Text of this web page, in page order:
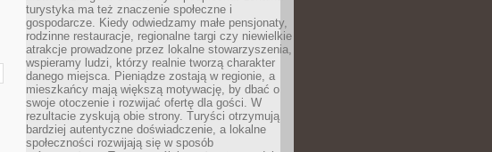
turystyka ma też znaczenie społeczne i
gospodarcze. Kiedy odwiedzamy małe pensjonaty,
rodzinne restauracje, regionalne targi czy niewielkie
atrakcje prowadzone przez lokalne stowarzyszenia,
wspieramy ludzi, którzy realnie tworzą charakter
danego miejsca. Pieniądze zostają w regionie, a
mieszkańcy mają większą motywację, by dbać o
swoje otoczenie i rozwijać ofertę dla gości. W
rezultacie zyskują obie strony. Turyści otrzymują
bardziej autentyczne doświadczenie, a lokalne
społeczności rozwijają się w sposób